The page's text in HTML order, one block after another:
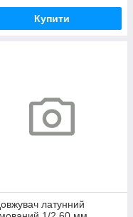
Купити
латунний